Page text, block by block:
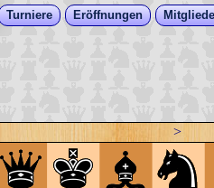
Turniere Eröffnungen
>